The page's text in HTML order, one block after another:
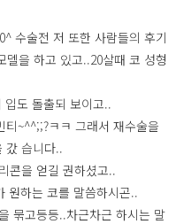
수술전 저 또한 사람들의 후기
을 하고 있고..20살때 코 성형
도 돌출되 보이고..
~^^;;?ㅋㅋ 그래서 재수술을
갔 습니다..
콘을 얻길 권하셨고..
원하는 코를 말씀하시곤..
묶고등등..차근차근 하시는 말